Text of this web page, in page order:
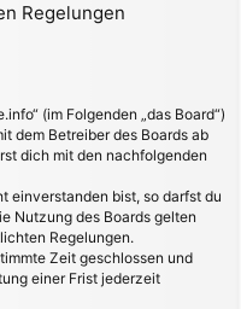
Regelungen
(im Folgenden „das Board“)
dem Betreiber des Boards ab
dich mit den nachfolgenden
einverstanden bist, so darfst du
Nutzung des Boards gelten
Regelungen.
Zeit geschlossen und
einer Frist jederzeit